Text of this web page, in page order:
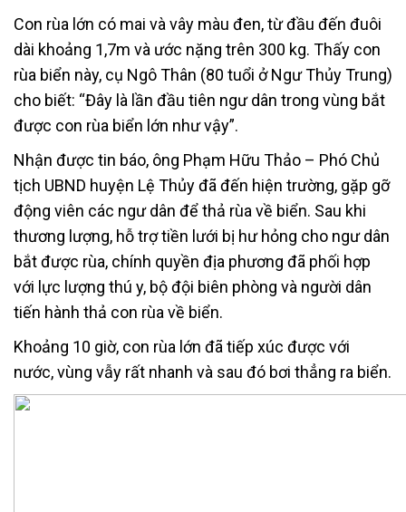
Con rùa lớn có mai và vây màu đen, từ đầu đến đuôi
dài khoảng 1,7m và ước nặng trên 300 kg. Thấy con
rùa biển này, cụ Ngô Thân (80 tuổi ở Ngư Thủy Trung)
cho biết: “Đây là lần đầu tiên ngư dân trong vùng bắt
được con rùa biển lớn như vậy”.
Nhận được tin báo, ông Phạm Hữu Thảo – Phó Chủ
tịch UBND huyện Lệ Thủy đã đến hiện trường, gặp gỡ
động viên các ngư dân để thả rùa về biển. Sau khi
thương lượng, hỗ trợ tiền lưới bị hư hỏng cho ngư dân
bắt được rùa, chính quyền địa phương đã phối hợp
với lực lượng thú y, bộ đội biên phòng và người dân
tiến hành thả con rùa về biển.
Khoảng 10 giờ, con rùa lớn đã tiếp xúc được với
nước, vùng vẫy rất nhanh và sau đó bơi thẳng ra biển.